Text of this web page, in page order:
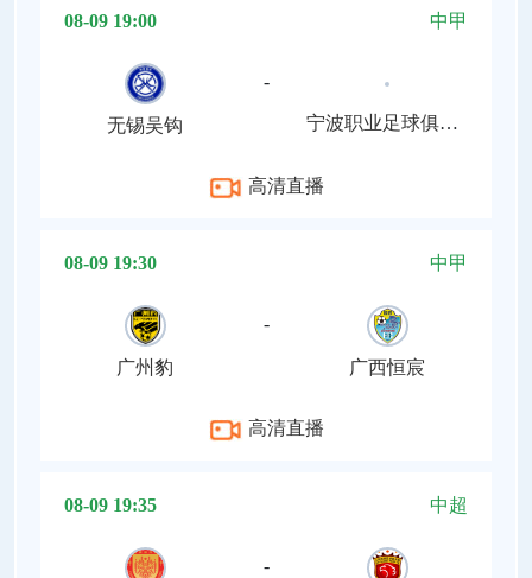
08-09 19:00 中甲
无锡吴钩
-
宁波职业足球俱乐部
高清直播
08-09 19:30 中甲
广州豹
-
广西恒宸
高清直播
08-09 19:35 中超
-